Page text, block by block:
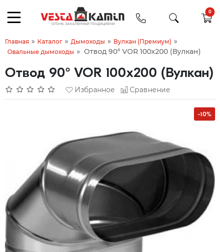
0
Главная » Каталог » Дымоходы » Вулкан (Премиум) »
Овальные дымоходы » Отвод 90° VOR 100х200 (Вулкан)
Отвод 90° VOR 100х200 (Вулкан)
Избранное Сравнение
-10%